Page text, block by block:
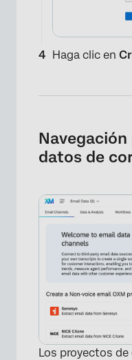
Haga clic en
datos de
Los proyectos